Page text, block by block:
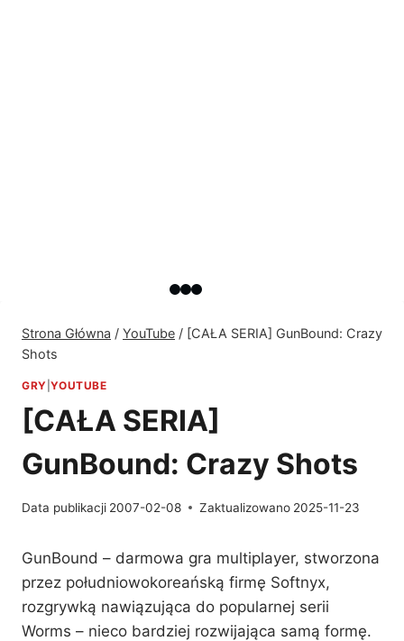
Strona Główna / YouTube / [CAŁA SERIA] GunBound: Crazy
Shots
GRY |YOUTUBE
[CAŁA SERIA]
GunBound: Crazy Shots
Data publikacji 2007-02-08 Zaktualizowano 2025-11-23
GunBound – darmowa gra multiplayer, stworzona
przez południowokoreańską firmę Softnyx,
rozgrywką nawiązująca do popularnej serii
Worms – nieco bardziej rozwijająca samą formę.